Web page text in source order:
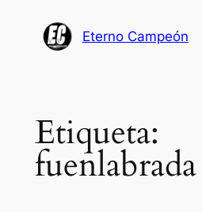
Eterno Campeón
Etiqueta:
fuenlabrada